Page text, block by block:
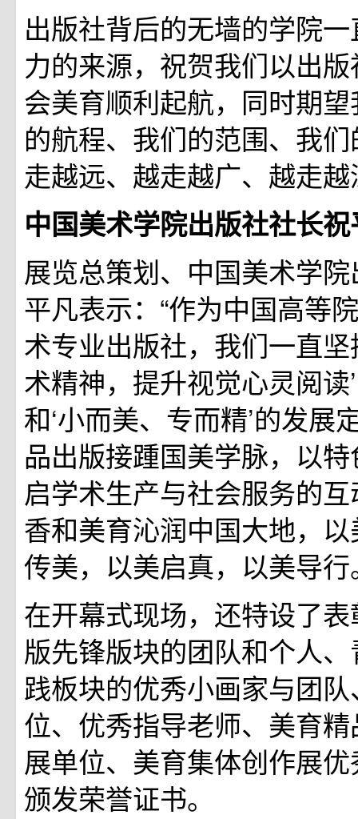
出版社背后的无墙的学院
力的来源，祝贺我们以出
会美育顺利起航，同时期
的航程、我们的范围、我
走越远、越走越广、越走越
中国美术学院出版社社长
展览总策划、中国美术学
平凡表示：“作为中国高等
术专业出版社，我们一直坚
术精神，提升视觉心灵阅读
和‘小而美、专而精’的发展
品出版接踵国美学脉，以
启学术生产与社会服务的
香和美育沁润中国大地，
传美，以美启真，以美导行
在开幕式现场，还特设了
版先锋版块的团队和个人
践板块的优秀小画家与团
位、优秀指导老师、美育
展单位、美育集体创作展
颁发荣誉证书。